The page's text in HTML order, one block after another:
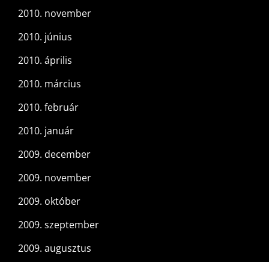
2010. november
2010. június
2010. április
2010. március
2010. február
2010. január
2009. december
2009. november
2009. október
2009. szeptember
2009. augusztus